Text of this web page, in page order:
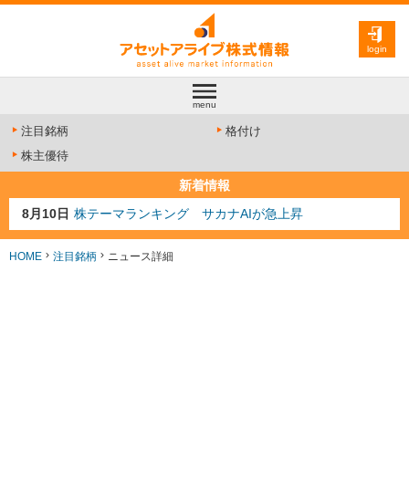
login
menu
注目銘柄
格付け
株主優待
新着情報
8月10日 株テーマランキング サカナAIが急上昇
8月9日 資源注目株 8月9日更新
8月4日 AI注目株 8月4日更新
HOME 注目銘柄 ニュース詳細